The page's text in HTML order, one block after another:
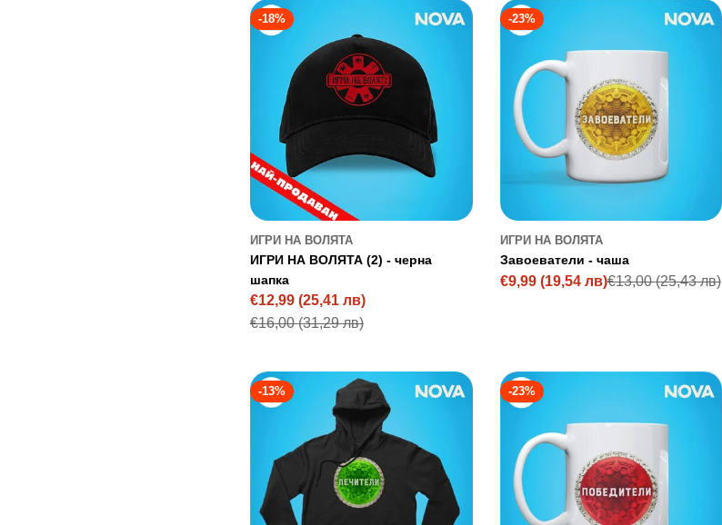
-18%
ИГРИ НА ВОЛЯТА
ИГРИ НА ВОЛЯТА (2) - черна
шапка
Sale
€12,99 (25,41 лв)
Regular
€16,00(31,29 лв)
-23%
ИГРИ НА ВОЛЯТА
Завоеватели - чаша
Sale
€9,99 (19,54 лв)
Regular
€13,00(25,43 лв)
-13% -23%